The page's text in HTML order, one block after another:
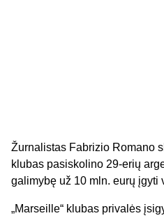
Žurnalistas Fabrizio Romano
klubas pasiskolino 29-erių
galimybę už 10 mln. eurų įgyti
„Marseille“ klubas privalės